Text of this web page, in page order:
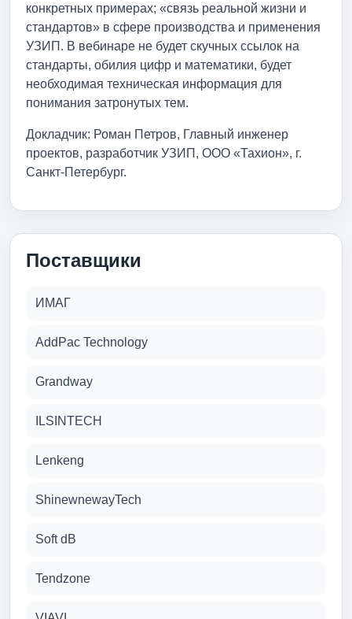
конкретных примерах; «связь реальной жизни и
стандартов» в сфере производства и применения
УЗИП. В вебинаре не будет скучных ссылок на
стандарты, обилия цифр и математики, будет
необходимая техническая информация для
понимания затронутых тем.
Докладчик: Роман Петров, Главный инженер
проектов, разработчик УЗИП, ООО «Тахион», г.
Санкт-Петербург.
Поставщики
ИМАГ
AddPac Technology
Grandway
ILSINTECH
Lenkeng
ShinewnewayTech
Soft dB
Tendzone